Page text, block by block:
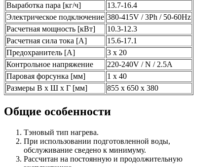
Выработка пара [кг/ч]
13.7-16.4
Электрическое подключение 380-415V / 3Ph / 50-60Hz
Расчетная мощность [кВт]
10.3-12.3
Расчетная сила тока [A]
15.6-17.1
Предохранитель [A]
3 x 20
Контрольное напряжение
220-240V / N / 2.5A
Паровая форсунка [мм]
1 x 40
Размеры В x Ш x Г [мм]
855 x 650 x 380
Общие особенности
Тэновый тип нагрева.
При использовании подготовленной воды,
обслуживание сведено к минимуму.
Рассчитан на постоянную и продолжительную